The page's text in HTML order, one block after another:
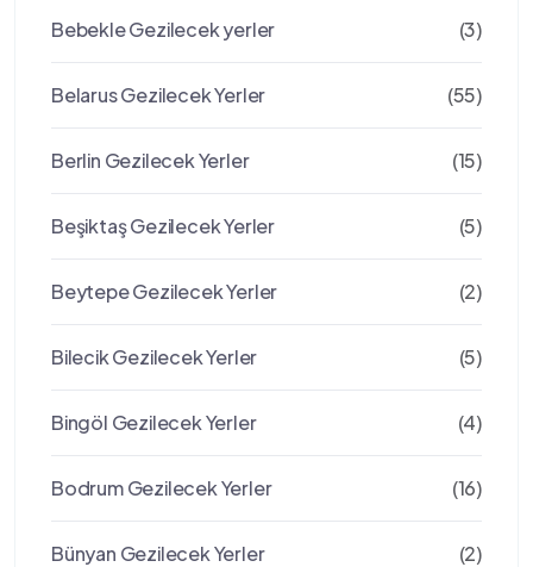
Bebekle Gezilecek yerler (3)
Belarus Gezilecek Yerler (55)
Berlin Gezilecek Yerler (15)
Beşiktaş Gezilecek Yerler (5)
Beytepe Gezilecek Yerler (2)
Bilecik Gezilecek Yerler (5)
Bingöl Gezilecek Yerler (4)
Bodrum Gezilecek Yerler (16)
Bünyan Gezilecek Yerler (2)